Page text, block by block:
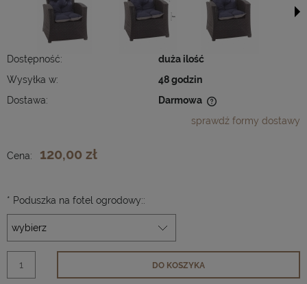
Dostępność:
duża ilość
Wysyłka w:
48 godzin
Dostawa:
Darmowa
sprawdź formy dostawy
Cena: 120,00 zł
* Poduszka na fotel ogrodowy::
DO KOSZYKA